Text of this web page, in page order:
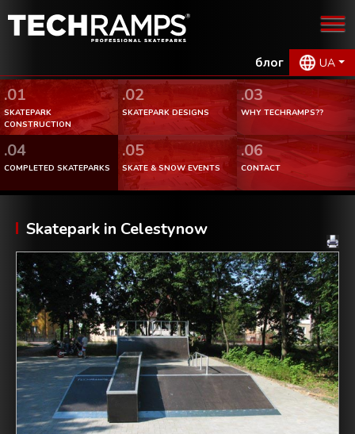
блог UA
.01
SKATEPARK
CONSTRUCTION
.02
SKATEPARK DESIGNS
.03
WHY TECHRAMPS??
.04
COMPLETED SKATEPARKS
.05
SKATE & SNOW EVENTS
.06
CONTACT
Skatepark in Celestynow